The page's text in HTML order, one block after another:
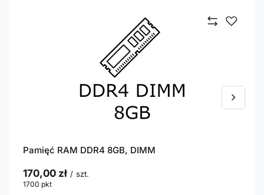
Pamięć RAM DDR4 8GB, DIMM
170,00 zł / szt.
1700 pkt